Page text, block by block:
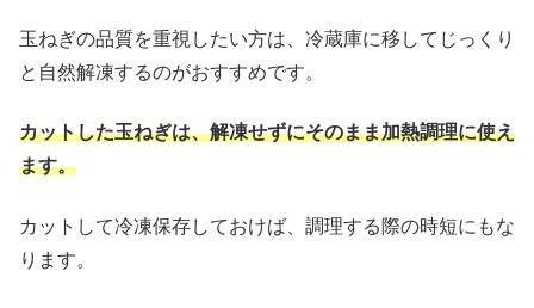
玉ねぎの品質を重視したい方は、冷蔵庫に移してじっくり
と自然解凍するのがおすすめです。
カットした玉ねぎは、解凍せずにそのまま加熱調理に使え
ます。
カットして冷凍保存しておけば、調理する際の時短にもな
ります。